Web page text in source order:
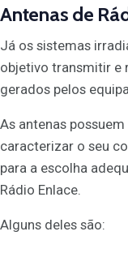
Antenas de
Já os sistemas
objetivo transmitir e
gerados pelos
As antenas
caracterizar o seu
para a escolha
Rádio Enlace.
Alguns deles são: